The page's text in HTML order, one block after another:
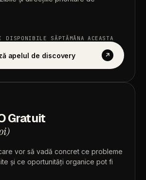
DISPONIBILE SĂPTĂMÂNA ACEASTA
apelul de discovery ↗
Gratuit
vor să vadă concret ce probleme
și ce oportunități organice pot fi